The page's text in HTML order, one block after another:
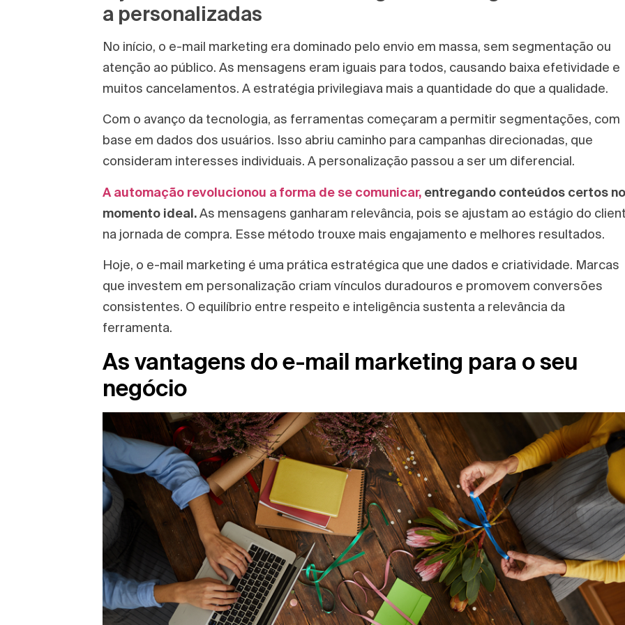
a personalizadas
No início, o e-mail marketing era dominado pelo envio em massa, sem segmentação ou
atenção ao público. As mensagens eram iguais para todos, causando baixa efetividade e
muitos cancelamentos. A estratégia privilegiava mais a quantidade do que a qualidade.
Com o avanço da tecnologia, as ferramentas começaram a permitir segmentações, com
base em dados dos usuários. Isso abriu caminho para campanhas direcionadas, que
consideram interesses individuais. A personalização passou a ser um diferencial.
A automação revolucionou a forma de se comunicar,entregando conteúdos certos no
momento ideal.As mensagens ganharam relevância, pois se ajustam ao estágio do
na jornada de compra. Esse método trouxe mais engajamento e melhores resultados.
Hoje, o e-mail marketing é uma prática estratégica que une dados e criatividade. Marcas
que investem em personalização criam vínculos duradouros e promovem conversões
consistentes. O equilíbrio entre respeito e inteligência sustenta a relevância da
ferramenta.
As vantagens do e-mail marketing para o seu
negócio